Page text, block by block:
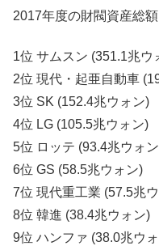
2017年度の財閥資産総額
1位 サムスン (351.1兆ウ
2位 現代・起亜自動車
3位 SK (152.4兆ウォン)
4位 LG (105.5兆ウォン)
5位 ロッテ (93.4兆ウォ
6位 GS (58.5兆ウォン)
7位 現代重工業 (57.5兆
8位 韓進 (38.4兆ウォン)
9位 ハンファ (38.0兆ウ